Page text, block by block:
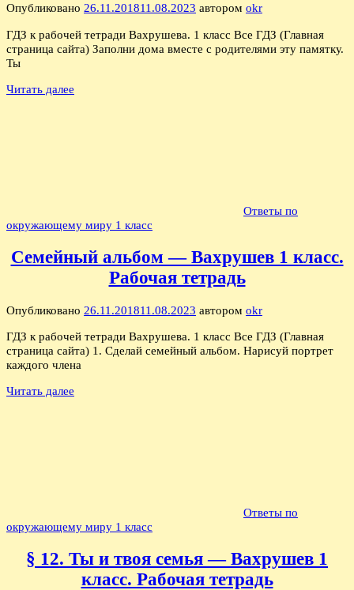
Опубликовано 26.11.201811.08.2023 автором okr
ГДЗ к рабочей тетради Вахрушева. 1 класс Все ГДЗ (Главная
страница сайта) Заполни дома вместе с родителями эту памятку.
Ты
Читать далее
Ответы по
окружающему миру 1 класс
Семейный альбом — Вахрушев 1 класс.
Рабочая тетрадь
Опубликовано 26.11.201811.08.2023 автором okr
ГДЗ к рабочей тетради Вахрушева. 1 класс Все ГДЗ (Главная
страница сайта) 1. Сделай семейный альбом. Нарисуй портрет
каждого члена
Читать далее
Ответы по
окружающему миру 1 класс
§ 12. Ты и твоя семья — Вахрушев 1
класс. Рабочая тетрадь